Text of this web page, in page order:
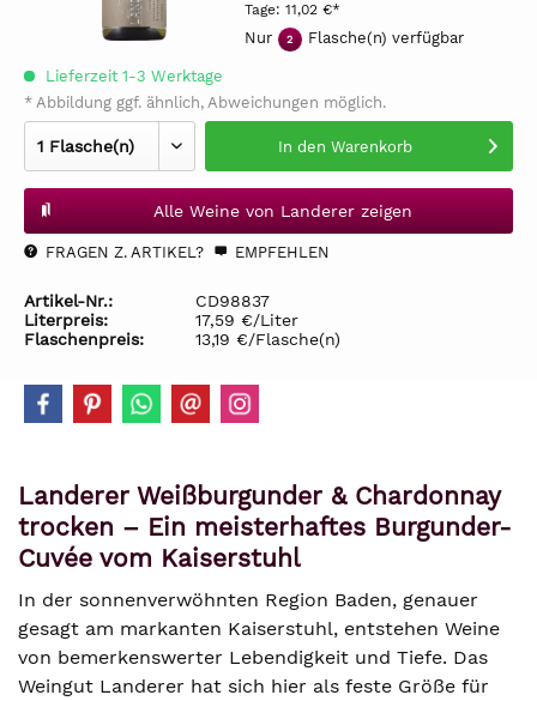
Tage: 11,02 €*
Nur 2 Flasche(n) verfügbar
Lieferzeit 1-3 Werktage
* Abbildung ggf. ähnlich, Abweichungen möglich.
In den Warenkorb
Alle Weine von Landerer zeigen
FRAGEN Z. ARTIKEL? EMPFEHLEN
Artikel-Nr.:
CD98837
Literpreis:
17,59 €/Liter
Flaschenpreis:
13,19 €/Flasche(n)
Landerer Weißburgunder & Chardonnay
trocken – Ein meisterhaftes Burgunder-
Cuvée vom Kaiserstuhl
In der sonnenverwöhnten Region Baden, genauer
gesagt am markanten Kaiserstuhl, entstehen Weine
von bemerkenswerter Lebendigkeit und Tiefe. Das
Weingut Landerer hat sich hier als feste Größe für